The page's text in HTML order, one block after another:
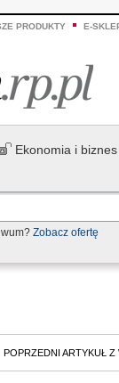
PRODUKTY E-
Ekonomia i biznes
Zobacz ofertę
POPRZEDNI ARTYKUŁ Z